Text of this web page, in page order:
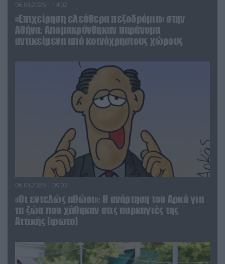
06.08.2026 | 14:02
«Επιχείρηση ελεύθερα πεζοδρόμια» στην
Αθήνα: Απομακρύνθηκαν παράνομα
αντικείμενα από κοινόχρηστους χώρους
06.08.2026 | 09:03
«Οι εντελώς αθώοι»: Η ανάρτηση του Αρκά για
τα ζώα που χάθηκαν στις πυρκαγιές της
Αττικής (φωτο)